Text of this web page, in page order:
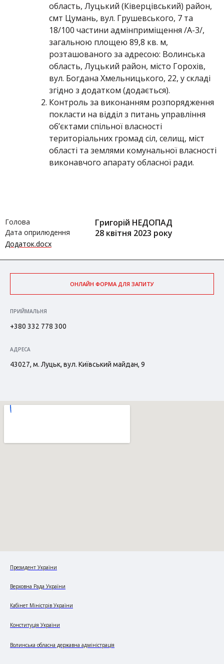
область, Луцький (Ківерцівський) район,
смт Цумань, вул. Грушевського, 7 та
18/100 частини адмінприміщення /А-3/,
загальною площею 89,8 кв. м,
розташованого за адресою: Волинська
область, Луцький район, місто Горохів,
вул. Богдана Хмельницького, 22, у складі
згідно з додатком (додається).
Контроль за виконанням розпорядження
покласти на відділ з питань управління
об’єктами спільної власності
територіальних громад сіл, селищ, міст
області та землями комунальної власності
виконавчого апарату обласної ради.
Додаток.docx
Голова Григорій НЕДОПАД
Дата оприлюдення 28 квітня 2023 року
ОНЛАЙН ФОРМА ДЛЯ ЗАПИТУ
ПРИЙМАЛЬНЯ
+380 332 778 300
АДРЕСА
43027, м. Луцьк, вул. Київський майдан, 9
Президент України
Верховна Рада України
Кабінет Міністрів України
Конституція України
Волинська обласна державна адміністрація